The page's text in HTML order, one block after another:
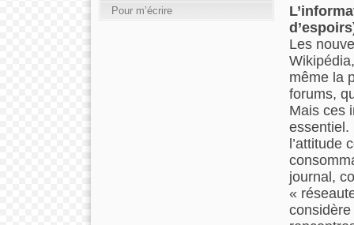
Les
même la
forums,
Mais ces
essentiel.
l’attitude
journal,
«
Pour m’écrire